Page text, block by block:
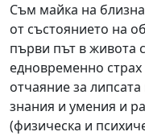
Съм майка на
от състоянието на
първи път в живота
едновременно
отчаяние за
знания и умения и
(физическа и